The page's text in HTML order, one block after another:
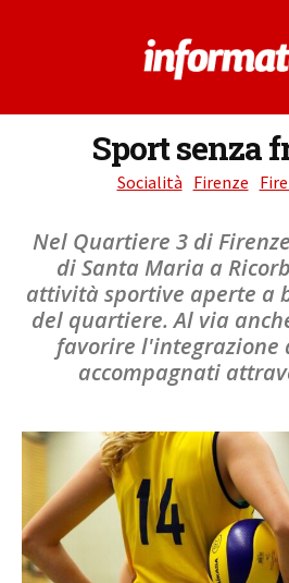
Sport senza
Socialità Firenze
Nel Quartiere 3 di
di Santa Maria a
attività sportive aperte a
del quartiere. Al via
favorire l'integrazione
accompagnati